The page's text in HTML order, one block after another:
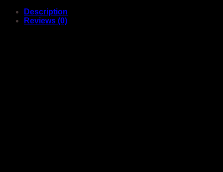
Description
Reviews (0)